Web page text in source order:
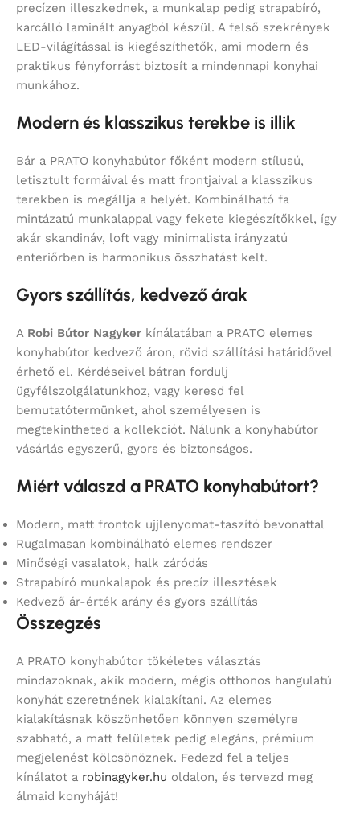
precízen illeszkednek, a munkalap pedig strapabíró,
karcálló laminált anyagból készül. A felső szekrények
LED-világítással is kiegészíthetők, ami modern és
praktikus fényforrást biztosít a mindennapi konyhai
munkához.
Modern és klasszikus terekbe is illik
Bár a PRATO konyhabútor főként modern stílusú,
letisztult formáival és matt frontjaival a klasszikus
terekben is megállja a helyét. Kombinálható fa
mintázatú munkalappal vagy fekete kiegészítőkkel, így
akár skandináv, loft vagy minimalista irányzatú
enteriőrben is harmonikus összhatást kelt.
Gyors szállítás, kedvező árak
A Robi Bútor Nagyker kínálatában a PRATO elemes
konyhabútor kedvező áron, rövid szállítási határidővel
érhető el. Kérdéseivel bátran fordulj
ügyfélszolgálatunkhoz, vagy keresd fel
bemutatótermünket, ahol személyesen is
megtekintheted a kollekciót. Nálunk a konyhabútor
vásárlás egyszerű, gyors és biztonságos.
Miért válaszd a PRATO konyhabútort?
Modern, matt frontok ujjlenyomat-taszító bevonattal
Rugalmasan kombinálható elemes rendszer
Minőségi vasalatok, halk záródás
Strapabíró munkalapok és precíz illesztések
Kedvező ár-érték arány és gyors szállítás
Összegzés
A PRATO konyhabútor tökéletes választás
mindazoknak, akik modern, mégis otthonos hangulatú
konyhát szeretnének kialakítani. Az elemes
kialakításnak köszönhetően könnyen személyre
szabható, a matt felületek pedig elegáns, prémium
megjelenést kölcsönöznek. Fedezd fel a teljes
kínálatot a robinagyker.hu oldalon, és tervezd meg
álmaid konyháját!